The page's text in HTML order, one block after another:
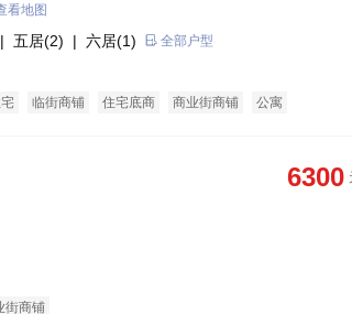
看地图
| 五居(2) | 六居(1) 全部户型
临街商铺 住宅底商 商业街商铺 公寓
6300
街商铺